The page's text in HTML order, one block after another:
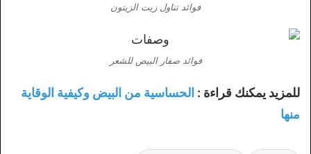
فوائد تناول زيت الزيتون
فوائد صفار البيض للشعر
للمزيد يمكنك قراءة : الحساسية من البيض وكيفية الوقاية
منها